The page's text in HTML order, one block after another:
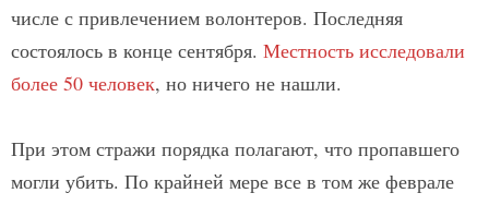
числе с привлечением волонтеров. Последняя
состоялось в конце сентября. Местность исследовали
более 50 человек, но ничего не нашли.
При этом стражи порядка полагают, что пропавшего
могли убить. По крайней мере все в том же феврале